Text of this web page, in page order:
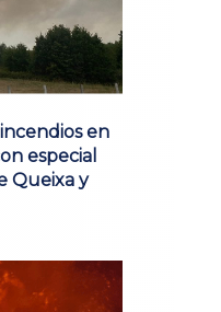
en
especial
Queixa y